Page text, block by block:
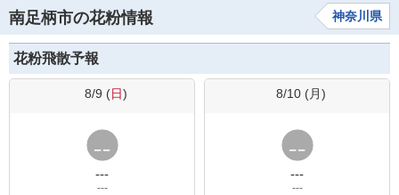
南足柄市の花粉情報 神奈川県
花粉飛散予報
8/9 (日)
---
---
8/10 (月)
---
---